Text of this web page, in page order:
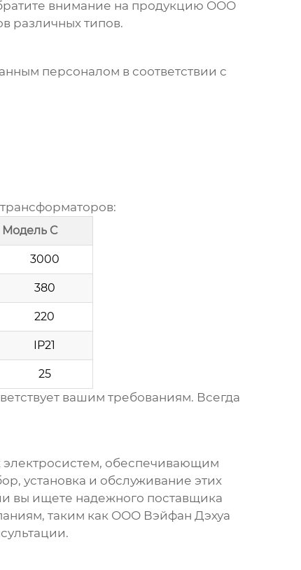
внимание на продукцию ООО
различных типов.
персоналом в соответствии с
:
Модель C
3000
380
220
IP21
25
вашим требованиям. Всегда
обеспечивающим
установка и обслуживание этих
вы ищете надежного поставщика
таким как ООО Вэйфан Дэхуа